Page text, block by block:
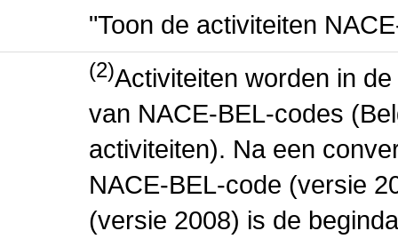
"Toon de activiteiten
(2)Activiteiten worden in
van NACE-BEL-codes
activiteiten). Na een
NACE-BEL-code (versie
(versie 2008) is de